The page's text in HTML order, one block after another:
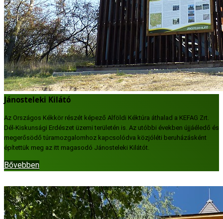
Jánosteleki Kilátó
Az Országos Kékkör részét képező Alföldi Kéktúra áthalad a KEFAG Zrt.
Dél-Kiskunsági Erdészet üzemi területén is. Az utóbbi években újjáéledő és
megerősödő túramozgalomhoz kapcsolódva közjóléti beruházásként
építettük meg az itt magasodó Jánosteleki Kilátót.
Bővebben